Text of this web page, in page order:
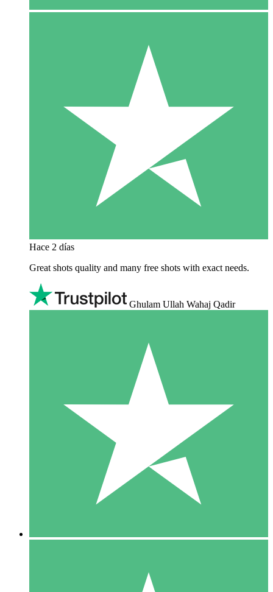
Hace 2 días
Great shots quality and many free shots with exact needs.
Ghulam Ullah Wahaj Qadir